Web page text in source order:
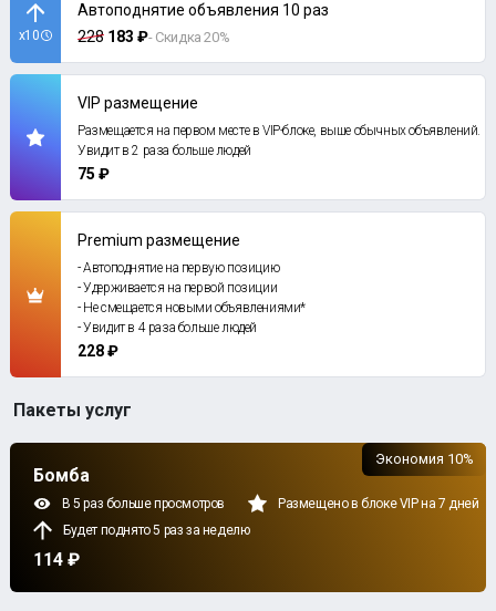
x10
Автоподнятие объявления 10 раз
228 183 ₽- Скидка 20%
VIP размещение
Размещается на первом месте в VIP-блоке, выше обычных объявлений.
Увидит в 2 раза больше людей
75 ₽
Premium размещение
- Автоподнятие на первую позицию
- Удерживается на первой позиции
- Не смещается новыми объявлениями*
- Увидит в 4 раза больше людей
228 ₽
Пакеты услуг
Бомба
В 5 раз больше просмотров
Размещено в блоке VIP на 7 дней
Будет поднято 5 раз за неделю
114 ₽
Экономия 10%